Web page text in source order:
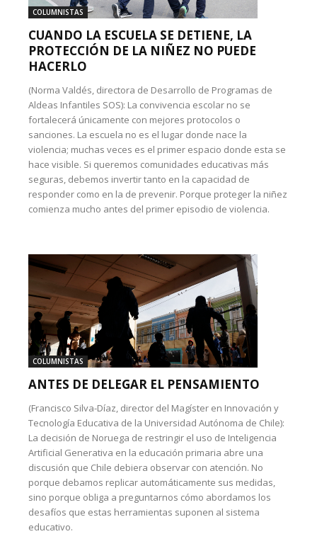
COLUMNISTAS
CUANDO LA ESCUELA SE DETIENE, LA
PROTECCIÓN DE LA NIÑEZ NO PUEDE
HACERLO
(Norma Valdés, directora de Desarrollo de Programas de
Aldeas Infantiles SOS): La convivencia escolar no se
fortalecerá únicamente con mejores protocolos o
sanciones. La escuela no es el lugar donde nace la
violencia; muchas veces es el primer espacio donde esta se
hace visible. Si queremos comunidades educativas más
seguras, debemos invertir tanto en la capacidad de
responder como en la de prevenir. Porque proteger la niñez
comienza mucho antes del primer episodio de violencia.
COLUMNISTAS
ANTES DE DELEGAR EL PENSAMIENTO
(Francisco Silva-Díaz, director del Magíster en Innovación y
Tecnología Educativa de la Universidad Autónoma de Chile):
La decisión de Noruega de restringir el uso de Inteligencia
Artificial Generativa en la educación primaria abre una
discusión que Chile debiera observar con atención. No
porque debamos replicar automáticamente sus medidas,
sino porque obliga a preguntarnos cómo abordamos los
desafíos que estas herramientas suponen al sistema
educativo.